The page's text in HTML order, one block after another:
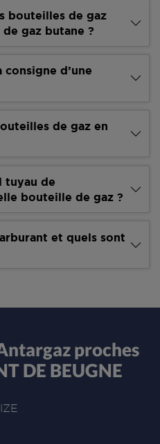
bouteilles de gaz
gaz butane ?
d’une
de gaz en
tuyau de
bouteille de gaz ?
et quels sont
proches
DE BEUGNE